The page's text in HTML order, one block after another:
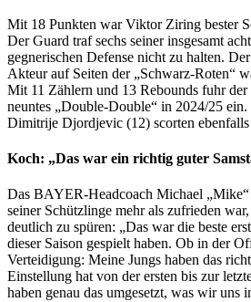
Mit 18 Punkten war Viktor Ziring bester
Der Guard traf sechs seiner insgesamt
gegnerischen Defense nicht zu halten.
Akteur auf Seiten der „Schwarz-Roten“
Mit 11 Zählern und 13 Rebounds fuhr der
neuntes „Double-Double“ in 2024/25
Dimitrije Djordjevic (12) scorten
Koch: „Das war ein richtig guter
Das BAYER-Headcoach Michael
seiner Schützlinge mehr als zufrieden
deutlich zu spüren: „Das war die beste
dieser Saison gespielt haben. Ob in der
Verteidigung: Meine Jungs haben das
Einstellung hat von der ersten bis zur
haben genau das umgesetzt, was wir uns